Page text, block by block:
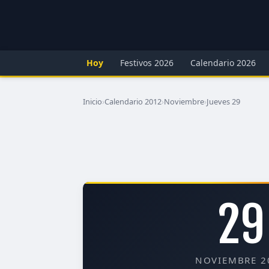
Hoy Festivos 2026 Calendario 2026
Inicio›Calendario 2012›Noviembre›Jueves 29
29
NOVIEMBRE